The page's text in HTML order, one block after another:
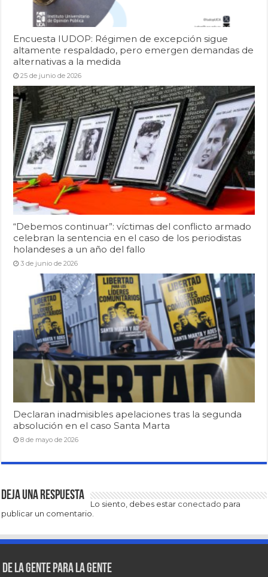
Encuesta IUDOP: Régimen de excepción sigue
altamente respaldado, pero emergen demandas de
alternativas a la medida
25 de junio de 2026
“Debemos continuar”: víctimas del conflicto armado
celebran la sentencia en el caso de los periodistas
holandeses a un año del fallo
3 de junio de 2026
Declaran inadmisibles apelaciones tras la segunda
absolución en el caso Santa Marta
8 de mayo de 2026
Deja una respuesta
Lo siento, debes estar conectado para
publicar un comentario.
De la gente para la gente